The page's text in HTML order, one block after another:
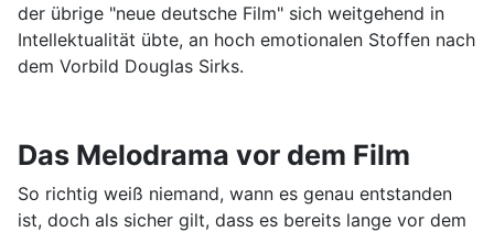
der übrige "neue deutsche Film" sich weitgehend in
Intellektualität übte, an hoch emotionalen Stoffen nach
dem Vorbild Douglas Sirks.
Das Melodrama vor dem Film
So richtig weiß niemand, wann es genau entstanden
ist, doch als sicher gilt, dass es bereits lange vor dem